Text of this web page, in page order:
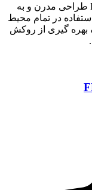
خرید مبل اداری تک نفره نیلپر مدل FB823N1 طراحی مدرن و به
در تمام محیط
بهره گیری از روکش